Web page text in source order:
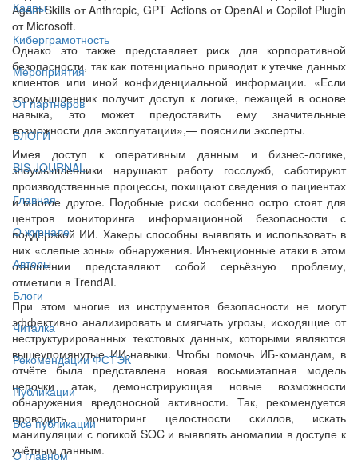
Кадры
Киберграмотность
Мероприятия
От партнёров
БЛОГИ
BIS JOURNAL
Главная
О журнале
Авторы
Блоги
Читалка
Рекомендации ФСТЭК
Публикации
Все публикации
О главном
Agent Skills от Anthropic, GPT Actions от OpenAI и Copilot Plugin
от Microsoft.
Однако это также представляет риск для корпоративной
безопасности, так как потенциально приводит к утечке данных
клиентов или иной конфиденциальной информации. «Если
злоумышленник получит доступ к логике, лежащей в основе
навыка, это может предоставить ему значительные
возможности для эксплуатации»,— пояснили эксперты.
Имея доступ к оперативным данным и бизнес-логике,
злоумышленники нарушают работу госслужб, саботируют
производственные процессы, похищают сведения о пациентах
и многое другое. Подобные риски особенно остро стоят для
центров мониторинга информационной безопасности с
поддержкой ИИ. Хакеры способны выявлять и использовать в
них «слепые зоны» обнаружения. Инъекционные атаки в этом
отношении представляют собой серьёзную проблему,
отметили в TrendAI.
При этом многие из инструментов безопасности не могут
эффективно анализировать и смягчать угрозы, исходящие от
неструктурированных текстовых данных, которыми являются
вышеупомянутые ИИ-навыки. Чтобы помочь ИБ-командам, в
отчёте была представлена ​​новая восьмиэтапная модель
цепочки атак, демонстрирующая новые возможности
обнаружения вредоносной активности. Так, рекомендуется
проводить мониторинг целостности скиллов, искать
манипуляции с логикой SOC и выявлять аномалии в доступе к
учётным данным.